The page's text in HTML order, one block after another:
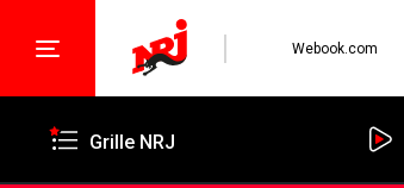
Webook.com
Grille NRJ